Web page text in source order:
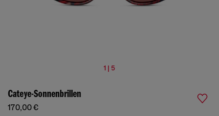
1 | 5
Cateye-Sonnenbrillen
170,00 €